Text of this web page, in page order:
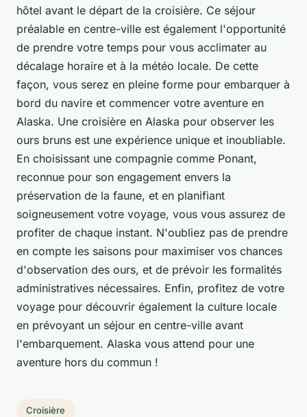
hôtel avant le départ de la croisière. Ce séjour
préalable en centre-ville est également l'opportunité
de prendre votre temps pour vous acclimater au
décalage horaire et à la météo locale. De cette
façon, vous serez en pleine forme pour embarquer à
bord du navire et commencer votre aventure en
Alaska. Une croisière en Alaska pour observer les
ours bruns est une expérience unique et inoubliable.
En choisissant une compagnie comme Ponant,
reconnue pour son engagement envers la
préservation de la faune, et en planifiant
soigneusement votre voyage, vous vous assurez de
profiter de chaque instant. N'oubliez pas de prendre
en compte les saisons pour maximiser vos chances
d'observation des ours, et de prévoir les formalités
administratives nécessaires. Enfin, profitez de votre
voyage pour découvrir également la culture locale
en prévoyant un séjour en centre-ville avant
l'embarquement. Alaska vous attend pour une
aventure hors du commun !
Croisière